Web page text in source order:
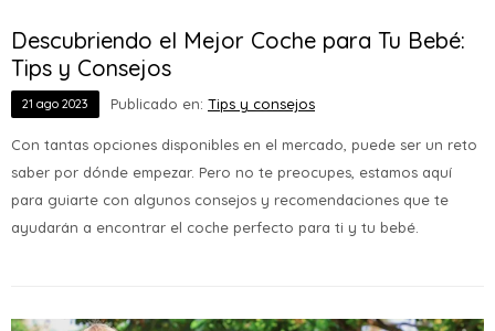
Descubriendo el Mejor Coche para Tu Bebé:
Tips y Consejos
21 ago 2023 Publicado en: Tips y consejos
Con tantas opciones disponibles en el mercado, puede ser un reto
saber por dónde empezar. Pero no te preocupes, estamos aquí
para guiarte con algunos consejos y recomendaciones que te
ayudarán a encontrar el coche perfecto para ti y tu bebé.